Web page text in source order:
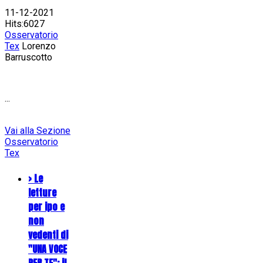
11-12-2021
Hits:6027
Osservatorio
Tex Lorenzo
Barruscotto
...
Vai alla Sezione
Osservatorio
Tex
> Le
letture
per ipo e
non
vedenti di
"UNA VOCE